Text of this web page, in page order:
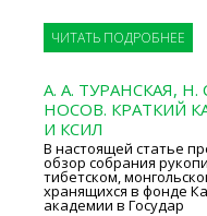
ЧИТАТЬ ПОДРОБНЕЕ
А. А. ТУРАНСКАЯ,
НОСОВ. КРАТКИЙ
И КСИЛ
В настоящей статье
обзор собрания
тибетском,
хранящихся в фонде
академии в Государ